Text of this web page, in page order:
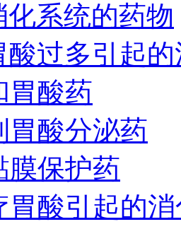
系统的药物
酸过多引起
胃酸药
胃酸分泌药
膜保护药
胃酸引起的